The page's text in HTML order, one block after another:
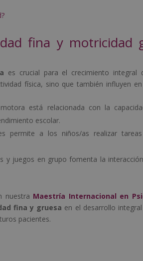
fina y motricidad
es crucial para el crecimiento integral
física, sino que también influyen
está relacionada con la
escolar.
permite a los niños/as realizar
y juegos en grupo fomenta la
nuestra Maestría Internacional en
fina y gruesa en el desarrollo
pacientes.